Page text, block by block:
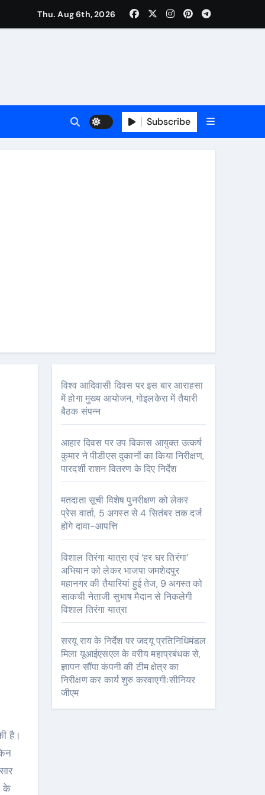
Thu. Aug 6th, 2026
Subscribe
के
विश्व आदिवासी दिवस पर इस बार आराहसा
में होगा मुख्य आयोजन, गोइलकेरा में तैयारी
बैठक संपन्न
आहार दिवस पर उप विकास आयुक्त उत्कर्ष
कुमार ने पीडीएस दुकानों का किया निरीक्षण,
पारदर्शी राशन वितरण के दिए निर्देश
मतदाता सूची विशेष पुनरीक्षण को लेकर
प्रेस वार्ता, 5 अगस्त से 4 सितंबर तक दर्ज
होंगे दावा-आपत्ति
विशाल तिरंगा यात्रा एवं ‘हर घर तिरंगा’
अभियान को लेकर भाजपा जमशेदपुर
महानगर की तैयारियां हुई तेज, 9 अगस्त को
साकची नेताजी सुभाष मैदान से निकलेगी
विशाल तिरंगा यात्रा
सरयू राय के निर्देश पर जदयू प्रतिनिधिमंडल
मिला यूआईएसएल के वरीय महाप्रबंधक से,
ज्ञापन सौंपा कंपनी की टीम क्षेत्र का
निरीक्षण कर कार्य शुरु करवाएगीःसीनियर
जीएम